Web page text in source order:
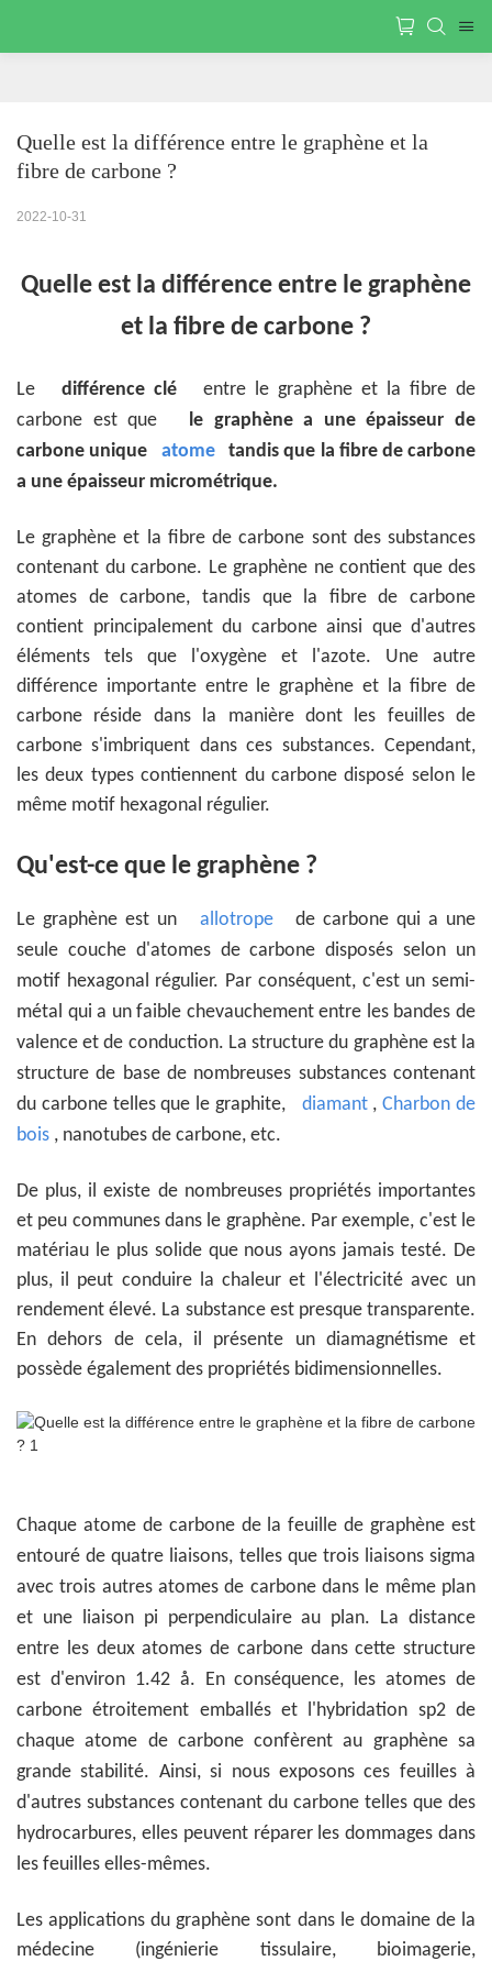
Quelle est la différence entre le graphène et la
fibre de carbone ?
2022-10-31
Quelle est la différence entre le graphène
et la fibre de carbone ?
Le différence clé
entre le graphène et la fibre de
carbone est que
le graphène a une épaisseur de
carbone unique
atome
tandis que la fibre de carbone
a une épaisseur micrométrique.
Le graphène et la fibre de carbone sont des substances
contenant du carbone. Le graphène ne contient que des
atomes de carbone, tandis que la fibre de carbone
contient principalement du carbone ainsi que d'autres
éléments tels que l'oxygène et l'azote. Une autre
différence importante entre le graphène et la fibre de
carbone réside dans la manière dont les feuilles de
carbone s'imbriquent dans ces substances. Cependant,
les deux types contiennent du carbone disposé selon le
même motif hexagonal régulier.
Qu'est-ce que le graphène ?
Le graphène est un allotrope
de carbone qui a une
seule couche d'atomes de carbone disposés selon un
motif hexagonal régulier. Par conséquent, c'est un semi-
métal qui a un faible chevauchement entre les bandes de
valence et de conduction. La structure du graphène est la
structure de base de nombreuses substances contenant
du carbone telles que le graphite,
diamant , Charbon de
bois , nanotubes de carbone, etc.
De plus, il existe de nombreuses propriétés importantes
et peu communes dans le graphène. Par exemple, c'est le
matériau le plus solide que nous ayons jamais testé. De
plus, il peut conduire la chaleur et l'électricité avec un
rendement élevé. La substance est presque transparente.
En dehors de cela, il présente un diamagnétisme et
possède également des propriétés bidimensionnelles.
Chaque atome de carbone de la feuille de graphène est
entouré de quatre liaisons, telles que trois liaisons sigma
avec trois autres atomes de carbone dans le même plan
et une liaison pi perpendiculaire au plan. La distance
entre les deux atomes de carbone dans cette structure
est d'environ 1.42 å. En conséquence, les atomes de
carbone étroitement emballés et l'hybridation sp2 de
chaque atome de carbone confèrent au graphène sa
grande stabilité. Ainsi, si nous exposons ces feuilles à
d'autres substances contenant du carbone telles que des
hydrocarbures, elles peuvent réparer les dommages dans
les feuilles elles-mêmes.
Les applications du graphène sont dans le domaine de la
médecine (ingénierie tissulaire, bioimagerie,